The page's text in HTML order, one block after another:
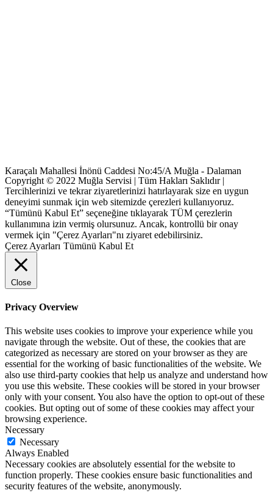
Karaçalı Mahallesi İnönü Caddesi No:45/A Muğla - Dalaman
Copyright © 2022 Muğla Servisi | Tüm Hakları Saklıdır |
Tercihlerinizi ve tekrar ziyaretlerinizi hatırlayarak size en uygun
deneyimi sunmak için web sitemizde çerezleri kullanıyoruz.
“Tümünü Kabul Et” seçeneğine tıklayarak TÜM çerezlerin
kullanımına izin vermiş olursunuz. Ancak, kontrollü bir onay
vermek için "Çerez Ayarları"nı ziyaret edebilirsiniz.
Çerez Ayarları Tümünü Kabul Et
Close
Privacy Overview
This website uses cookies to improve your experience while you
navigate through the website. Out of these, the cookies that are
categorized as necessary are stored on your browser as they are
essential for the working of basic functionalities of the website. We
also use third-party cookies that help us analyze and understand how
you use this website. These cookies will be stored in your browser
only with your consent. You also have the option to opt-out of these
cookies. But opting out of some of these cookies may affect your
browsing experience.
Necessary
Necessary
Always Enabled
Necessary cookies are absolutely essential for the website to
function properly. These cookies ensure basic functionalities and
security features of the website, anonymously.